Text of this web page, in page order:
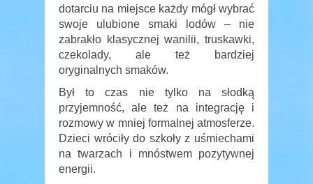
dotarciu na miejsce każdy mógł wybrać
swoje ulubione smaki lodów – nie
zabrakło klasycznej wanilii, truskawki,
czekolady, ale też bardziej
oryginalnych smaków.
Był to czas nie tylko na słodką
przyjemność, ale też na integrację i
rozmowy w mniej formalnej atmosferze.
Dzieci wróciły do szkoły z uśmiechami
na twarzach i mnóstwem pozytywnej
energii.